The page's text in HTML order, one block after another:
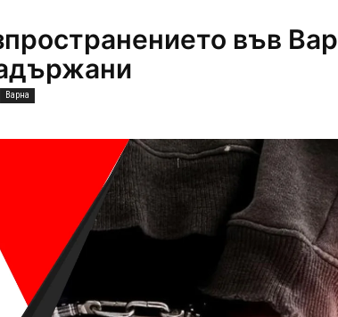
във
Варна